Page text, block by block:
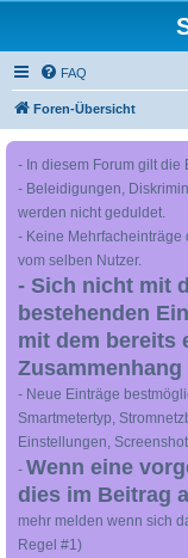
FAQ
Foren-Übersicht
- In diesem Forum gilt die
- Beleidigungen,
werden nicht geduldet.
- Keine
vom selben Nutzer.
- Sich nicht mit
bestehenden
mit dem bereits
Zusammenhang
- Neue Einträge
Smartmetertyp,
Einstellungen,
- Wenn eine
dies im Beitrag
mehr melden wenn sich
Regel #1)